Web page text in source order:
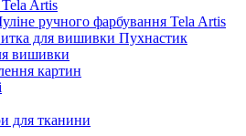
Artis
ручного фарбування Tela Artis
для вишивки Пухнастик
вишивки
картин
для тканини